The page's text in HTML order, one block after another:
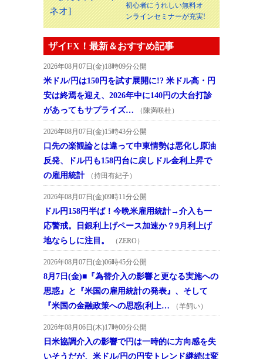
初心者にうれしい無料オ
ンラインセミナーが充実!
ザイFX！最新＆おすすめ記事
2026年08月07日(金)18時09分公開
米ドル/円は150円を試す展開に!? 米ドル高・円
安は終焉を迎え、2026年中に140円の大台打診
があってもサプライズ…
（陳満咲杜）
2026年08月07日(金)15時43分公開
口先の楽観論とは違って中東情勢は悪化し原油
反発、ドル円も158円台に戻しドル金利上昇で
の雇用統計
（持田有紀子）
2026年08月07日(金)09時11分公開
ドル円158円半ば！今晩米雇用統計→介入も一
応警戒。日銀利上げペース加速か？9月利上げ
地ならしに注目。
（ZERO）
2026年08月07日(金)06時45分公開
8月7日(金)■『為替介入の影響と更なる実施への
思惑』と『米国の雇用統計の発表』、そして
『米国の金融政策への思惑(利上…
（羊飼い）
2026年08月06日(木)17時00分公開
日米協調介入の影響で円は一時的に方向感を失
いそうだが、米ドル/円の円安トレンド継続は変